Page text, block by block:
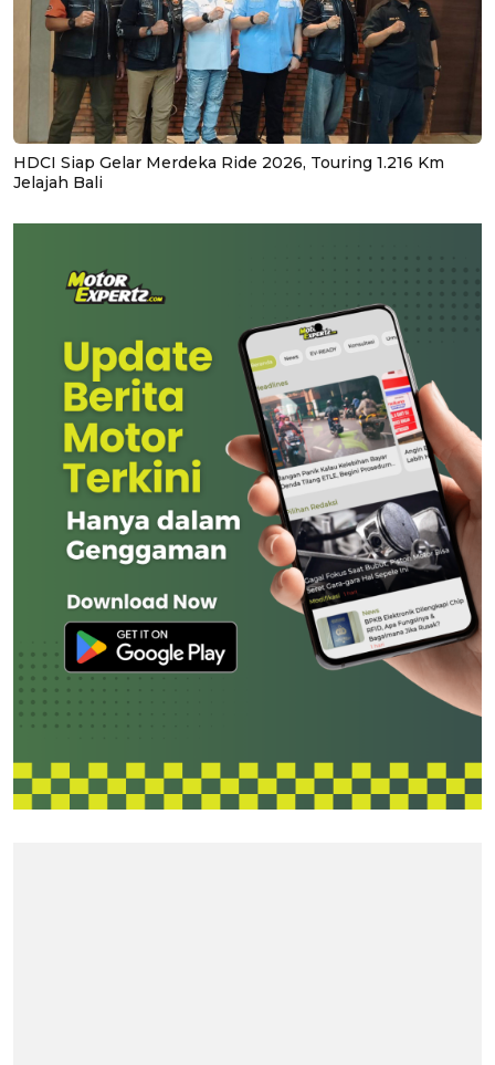
HDCI Siap Gelar Merdeka Ride 2026, Touring 1.216 Km
Jelajah Bali